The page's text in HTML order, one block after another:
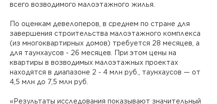
всего возводимого малоэтажного жилья.
По оценкам девелоперов, в среднем по стране для
завершения строительства малоэтажного комплекса
(из многоквартирных домов) требуется 28 месяцев, а
для таунхаусов - 26 месяцев. При этом цены на
квартиры в возводимых малоэтажных проектах
находятся в диапазоне 2 - 4 млн руб., таунхаусов — от
4,5 млн до 7,5 млн руб.
«Результаты исследования показывают значительный